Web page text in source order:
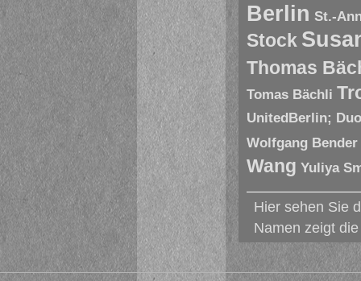
Berlin St.-
Stock
Thomas
Tomas Bächli
UnitedBerlin;
Wolfgang Bender
Wang Yuliya
Hier sehen Sie
Namen zeigt